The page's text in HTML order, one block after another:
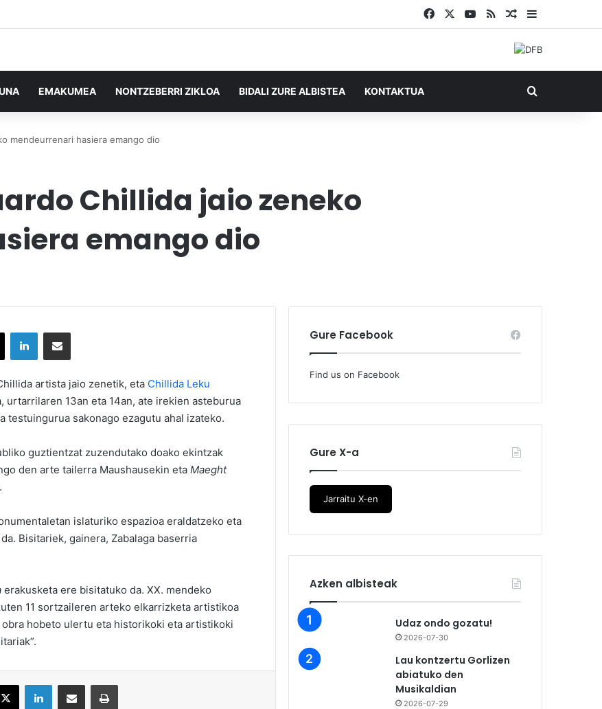
Facebook YouTube
RSS Ausazko
EMAKUMEA NONTZEBERRI ZIKLOA BIDALI ZURE ALBISTEA KONTAKTUA Bilatu
mendeurrenari hasiera emango dio
Chillida jaio zeneko
emango dio
artista jaio zenetik, eta Chillida Leku
urtarrilaren 13an eta 14an, ate irekien asteburua
testuingurua sakonago ezagutu ahal izateko.
guztientzat zuzendutako doako ekintzak
den arte tailerra Maushausekin eta Maeght
islaturiko espazioa eraldatzeko eta
Bisitariek, gainera, Zabalaga baserria
erakusketa ere bisitatuko da. XX. mendeko
11 sortzaileren arteko elkarrizketa artistikoa
hobeto ulertu eta historikoki eta artistikoki
Gure Facebook
Find us on Facebook
Gure X-a
Jarraitu X-en
Azken albisteak
Udaz ondo gozatu!
2026-07-30
Lau kontzertu Gorlizen
abiatuko den
Musikaldian
2026-07-29